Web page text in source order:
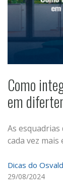
Como
em
As
cada vez
Dicas do
29/08/2024